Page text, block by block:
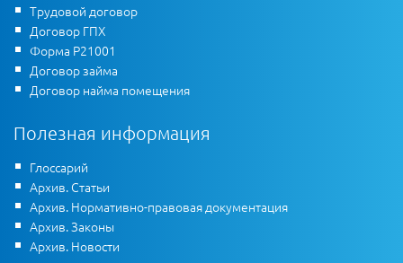
Трудовой договор
Договор ГПХ
Форма Р21001
Договор займа
Договор найма помещения
Полезная информация
Глоссарий
Архив. Статьи
Архив. Нормативно-правовая документация
Архив. Законы
Архив. Новости